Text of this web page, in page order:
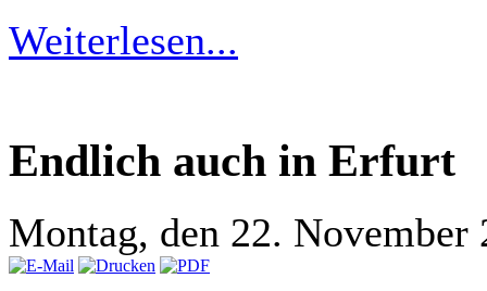
Weiterlesen...
Endlich auch in Erfurt
Montag, den 22. November